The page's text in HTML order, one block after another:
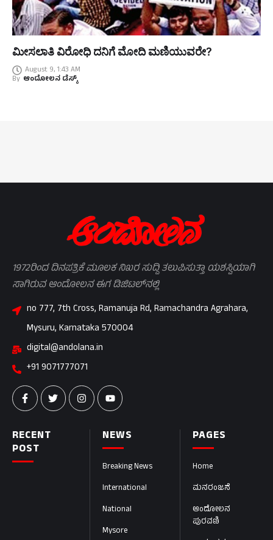
ಮೀಸಲಾತಿ ವಿರೋಧಿ ದನಿಗೆ ಮೋದಿ ಮಣಿಯುವರೇ?
August 9, 1:43 AM
By ಆಂದೋಲನ ಡೆಸ್ಕ್
PAGES
Home
ಮನರಂಜನೆ
ಆಂದೋಲನ
ಪುರವಣಿ
NEWS
Breaking News
International
National
Mysore
RECENT
POST
1972ರಿಂದ ದಿನಪತ್ರಿಕೆ ಮೂಲಕ ನಿಖರ ಸುದ್ದಿ ತಲುಪಿಸುತ್ತಾ ಯಶಸ್ವಿಯಾಗಿ
ಸಾಗಿರುವ ಆಂದೋಲನ ಈಗ ಡಿಜಿಟಲ್‌ನಲ್ಲಿ
no 777, 7th Cross, Ramanuja Rd, Ramachandra Agrahara,
Mysuru, Karnataka 570004
digital@andolana.in
+91 9071777071